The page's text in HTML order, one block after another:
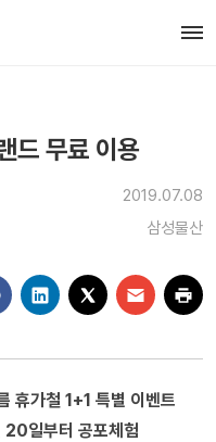
드 무료 이용
2019.07.08
삼성물산
휴가철 1+1 특별 이벤트
20일부터 공포체험